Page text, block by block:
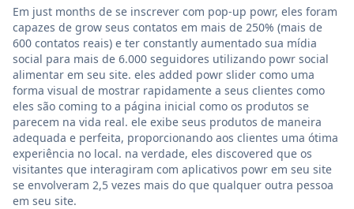
Em just months de se inscrever com pop-up powr, eles foram
capazes de grow seus contatos em mais de 250% (mais de
600 contatos reais) e ter constantly aumentado sua mídia
social para mais de 6.000 seguidores utilizando powr social
alimentar em seu site. eles added powr slider como uma
forma visual de mostrar rapidamente a seus clientes como
eles são coming to a página inicial como os produtos se
parecem na vida real. ele exibe seus produtos de maneira
adequada e perfeita, proporcionando aos clientes uma ótima
experiência no local. na verdade, eles discovered que os
visitantes que interagiram com aplicativos powr em seu site
se envolveram 2,5 vezes mais do que qualquer outra pessoa
em seu site.